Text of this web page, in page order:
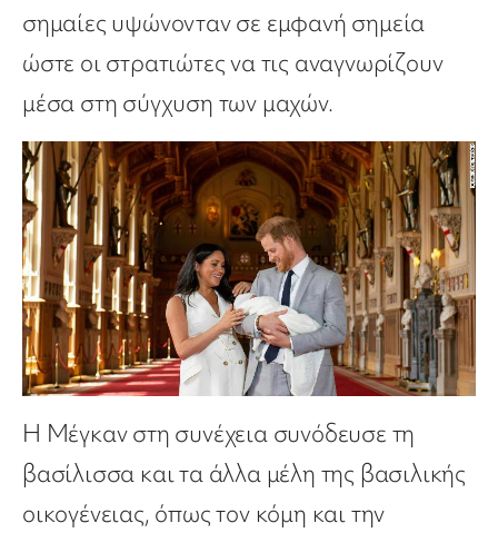
σημαίες υψώνονταν σε εμφανή σημεία
ώστε οι στρατιώτες να τις αναγνωρίζουν
μέσα στη σύγχυση των μαχών.
Η Μέγκαν στη συνέχεια συνόδευσε τη
βασίλισσα και τα άλλα μέλη της βασιλικής
οικογένειας, όπως τον κόμη και την